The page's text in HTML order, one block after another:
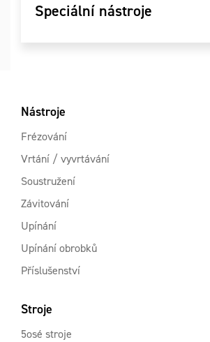
Speciální nástroje
Nástroje
Frézování
Vrtání / vyvrtávání
Soustružení
Závitování
Upínání
Upínání obrobků
Příslušenství
Stroje
5osé stroje